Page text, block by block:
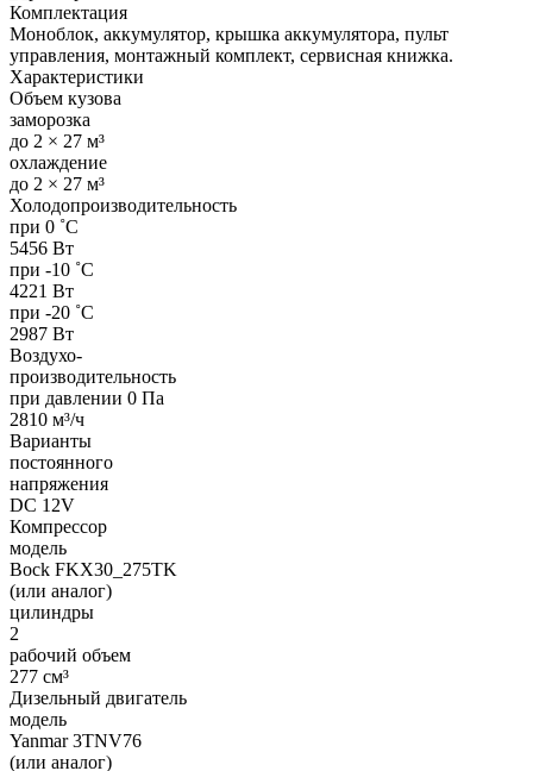
Комплектация
Моноблок, аккумулятор, крышка аккумулятора, пульт
управления, монтажный комплект, сервисная книжка.
Характеристики
Объем кузова
заморозка
до 2 × 27 м³
охлаждение
до 2 × 27 м³
Холодопроизводительность
при 0 ˚С
5456 Вт
при -10 ˚С
4221 Вт
при -20 ˚С
2987 Вт
Воздухо-
производительность
при давлении 0 Па
2810 м³/ч
Варианты
постоянного
напряжения
DC 12V
Компрессор
модель
Bock FKX30_275TK
(или аналог)
цилиндры
2
рабочий объем
277 см³
Дизельный двигатель
модель
Yanmar 3TNV76
(или аналог)